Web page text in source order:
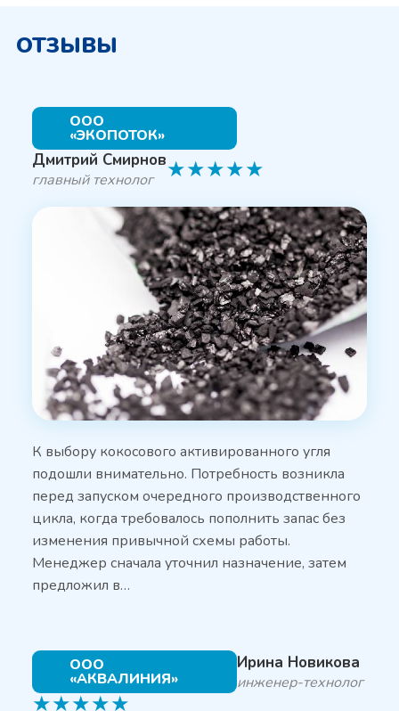
ОТЗЫВЫ
ООО
«ЭКОПОТОК»
Дмитрий Смирнов
главный технолог ★★★★★
К выбору кокосового активированного угля
подошли внимательно. Потребность возникла
перед запуском очередного производственного
цикла, когда требовалось пополнить запас без
изменения привычной схемы работы.
Менеджер сначала уточнил назначение, затем
предложил в…
ООО
«АКВАЛИНИЯ»
Ирина Новикова
инженер-технолог
★★★★★